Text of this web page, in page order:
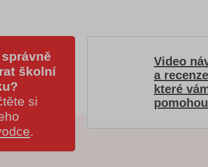
školní
si
.
Video
a
které
pomohou